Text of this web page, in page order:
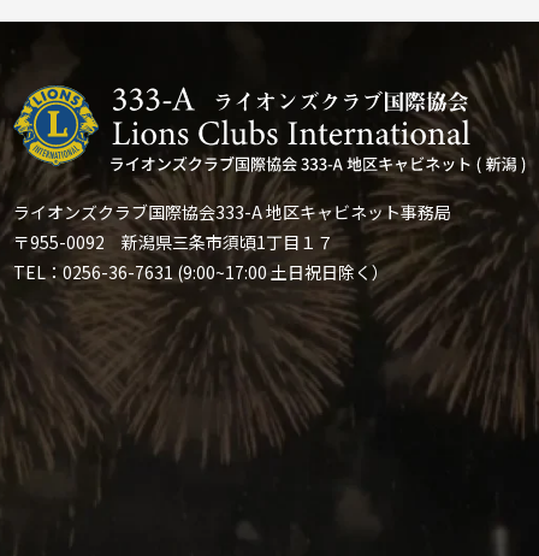
ライオンズクラブ国際協会333-A 地区キャビネット事務局
〒955-0092 新潟県三条市須頃1丁目１７
TEL：0256-36-7631 (9:00~17:00 土日祝日除く）